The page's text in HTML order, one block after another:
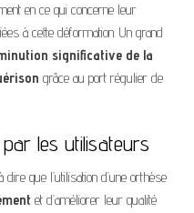
en ce qui concerne leur
à cette déformation. Un grand
significative de la
grâce au port régulier de
les utilisateurs
que l’utilisation d’une orthèse
et d’améliorer leur qualité